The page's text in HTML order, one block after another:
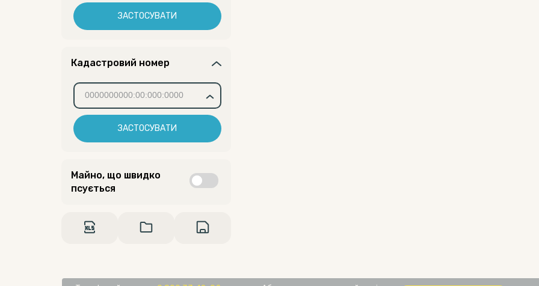
ЗАСТОСУВАТИ
Кадастровий номер
ЗАСТОСУВАТИ
Майно, що швидко
псується